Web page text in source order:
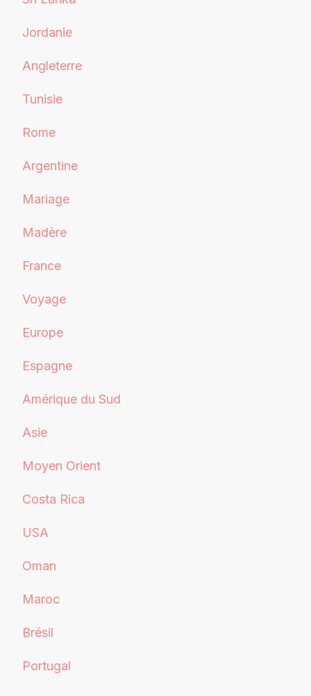
Jordanie
Angleterre
Tunisie
Rome
Argentine
Mariage
Madère
France
Voyage
Europe
Espagne
Amérique du Sud
Asie
Moyen Orient
Costa Rica
USA
Oman
Maroc
Brésil
Portugal